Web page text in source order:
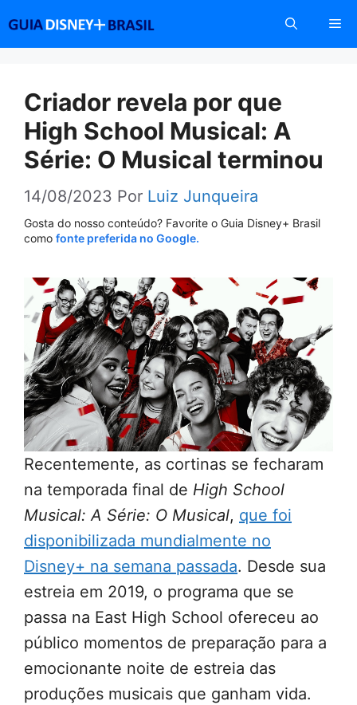
conteúdo
Criador revela por que
High School Musical: A
Série: O Musical terminou
14/08/2023 Por Luiz Junqueira
Gosta do nosso conteúdo? Favorite o Guia Disney+ Brasil
como fonte preferida no Google.
Recentemente, as cortinas se fecharam
na temporada final de High School
Musical: A Série: O Musical, que foi
disponibilizada mundialmente no
Disney+ na semana passada. Desde sua
estreia em 2019, o programa que se
passa na East High School ofereceu ao
público momentos de preparação para a
emocionante noite de estreia das
produções musicais que ganham vida.